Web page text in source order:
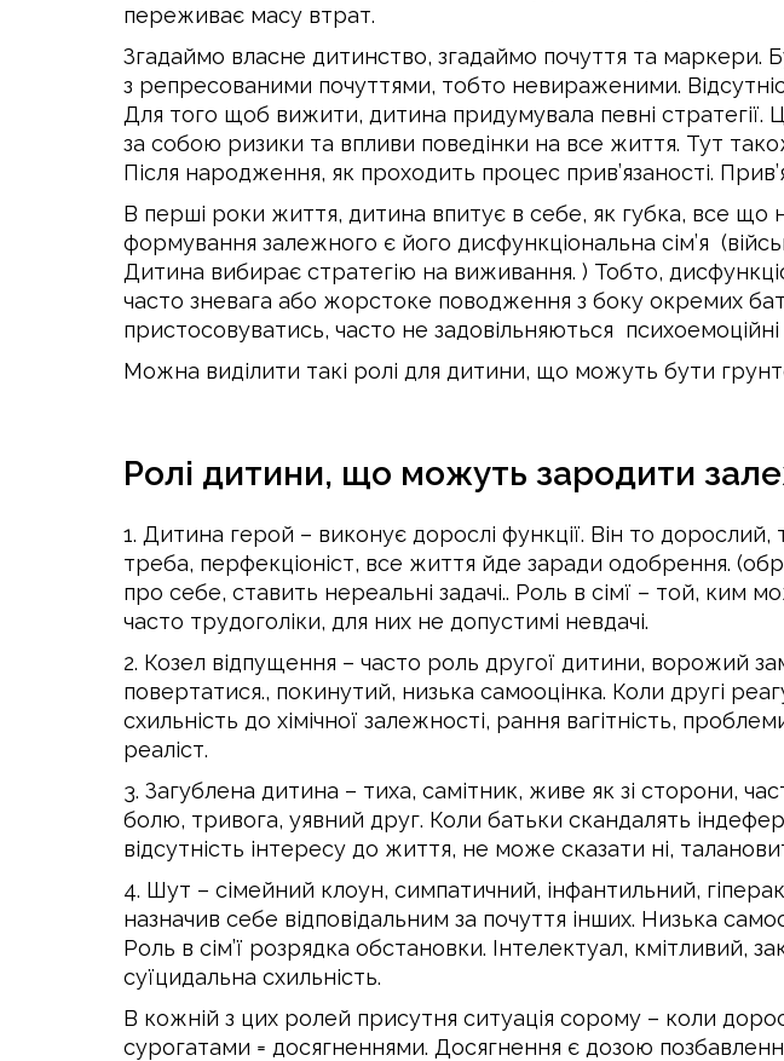
переживає масу втрат.
Згадаймо власне дитинство, згадаймо почуття та
з репресованими почуттями, тобто невираженими.
Для того щоб вижити, дитина придумувала певні стратегії.
за собою ризики та впливи поведінки на все життя. Тут
Після народження, як проходить процес прив’язаності.
В перші роки життя, дитина впитує в себе, як губка, все
формування залежного є його дисфункціональна сім’я
Дитина вибирає стратегію на виживання. ) Тобто,
часто зневага або жорстоке поводження з боку окремих
пристосовуватись, часто не задовільняються психоемоційні
Можна виділити такі ролі для дитини, що можуть бути
Ролі дитини, що можуть зародити
1. Дитина герой – виконує дорослі функції. Він то
треба, перфекціоніст, все життя йде заради одобрення.
про себе, ставить нереальні задачі.. Роль в сімї – той, ким
часто трудоголіки, для них не допустимі невдачі.
2. Козел відпущення – часто роль другої дитини, ворожий
повертатися., покинутий, низька самооцінка. Коли другі
схильність до хімічної залежності, рання вагітність,
реаліст.
3. Загублена дитина – тиха, самітник, живе як зі сторони,
болю, тривога, уявний друг. Коли батьки скандалять
відсутність інтересу до життя, не може сказати ні,
4. Шут – сімейний клоун, симпатичний, інфантильний,
назначив себе відповідальним за почуття інших. Низька
Роль в сім’ї розрядка обстановки. Інтелектуал,
суїцидальна схильність.
В кожній з цих ролей присутня ситуація сорому – коли
сурогатами = досягненнями. Досягнення є дозою